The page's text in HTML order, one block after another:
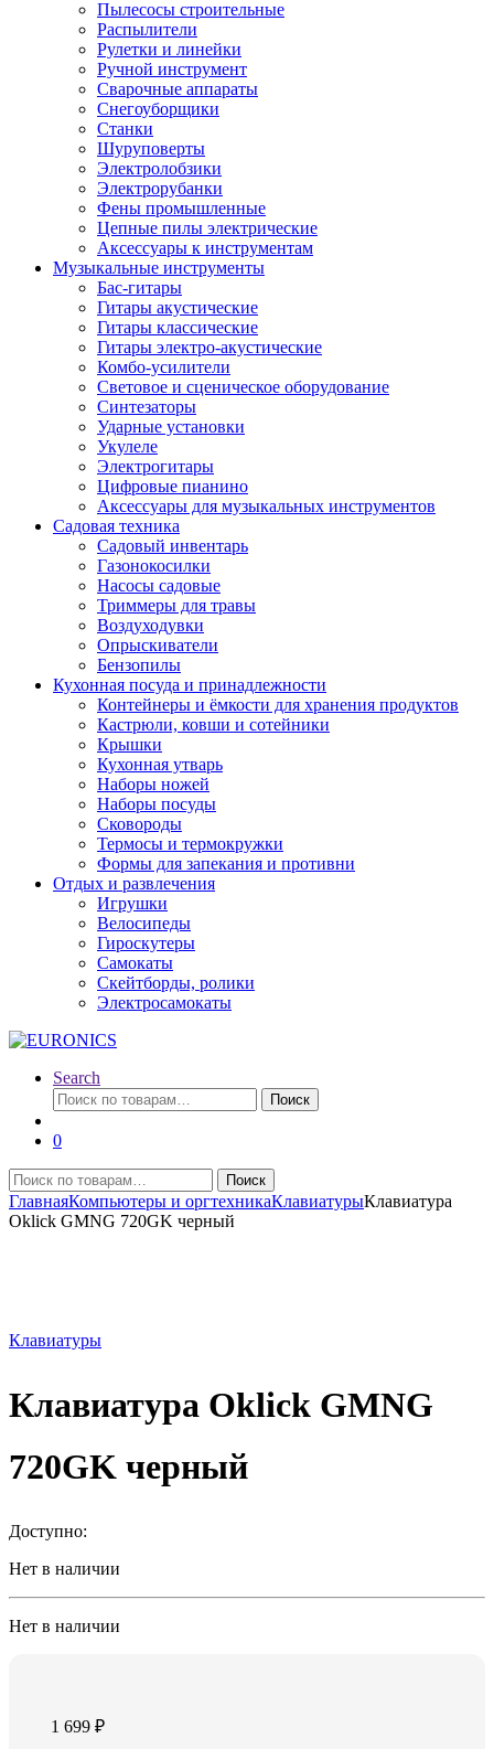
Пылесосы строительные
Распылители
Рулетки и линейки
Ручной инструмент
Сварочные аппараты
Снегоуборщики
Станки
Шуруповерты
Электролобзики
Электрорубанки
Фены промышленные
Цепные пилы электрические
Аксессуары к инструментам
Музыкальные инструменты
Бас-гитары
Гитары акустические
Гитары классические
Гитары электро-акустические
Комбо-усилители
Световое и сценическое оборудование
Синтезаторы
Ударные установки
Укулеле
Электрогитары
Цифровые пианино
Аксессуары для музыкальных инструментов
Садовая техника
Садовый инвентарь
Газонокосилки
Насосы садовые
Триммеры для травы
Воздуходувки
Опрыскиватели
Бензопилы
Кухонная посуда и принадлежности
Контейнеры и ёмкости для хранения продуктов
Кастрюли, ковши и сотейники
Крышки
Кухонная утварь
Наборы ножей
Наборы посуды
Сковороды
Термосы и термокружки
Формы для запекания и противни
Отдых и развлечения
Игрушки
Велосипеды
Гироскутеры
Самокаты
Скейтборды, ролики
Электросамокаты
Search
Искать:
Поиск
0
Искать:
Поиск
ГлавнаяКомпьютеры и оргтехникаКлавиатурыКлавиатура
Oklick GMNG 720GK черный
Клавиатуры
Клавиатура Oklick GMNG
720GK черный
Доступно:
Нет в наличии
Нет в наличии
1 699₽